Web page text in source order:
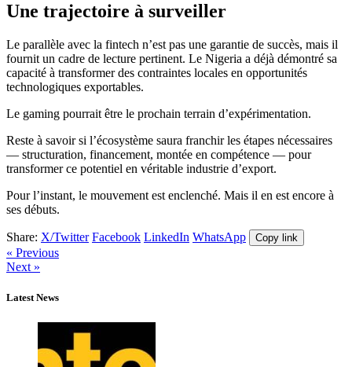
Une trajectoire à surveiller
Le parallèle avec la fintech n’est pas une garantie de succès, mais il
fournit un cadre de lecture pertinent. Le Nigeria a déjà démontré sa
capacité à transformer des contraintes locales en opportunités
technologiques exportables.
Le gaming pourrait être le prochain terrain d’expérimentation.
Reste à savoir si l’écosystème saura franchir les étapes nécessaires
— structuration, financement, montée en compétence — pour
transformer ce potentiel en véritable industrie d’export.
Pour l’instant, le mouvement est enclenché. Mais il en est encore à
ses débuts.
Share: X/Twitter Facebook LinkedIn WhatsApp Copy link
« Previous
Next »
Latest News